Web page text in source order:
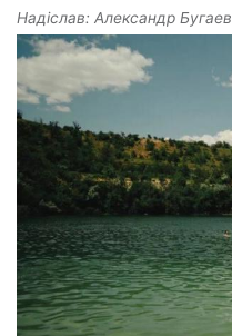
Надіслав: Александр Бугаев